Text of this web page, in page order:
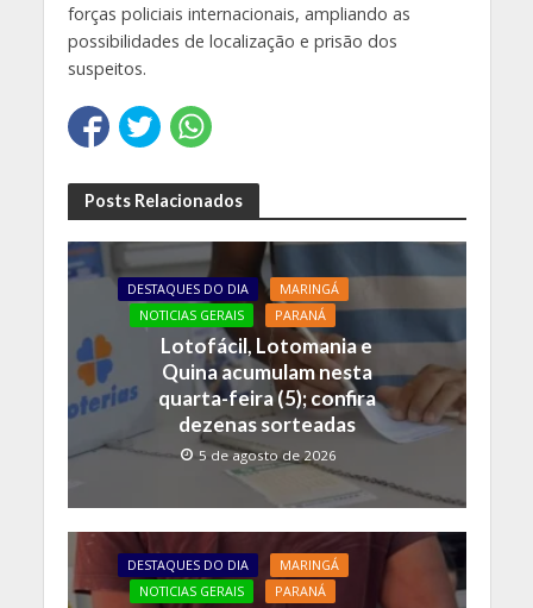
forças policiais internacionais, ampliando as
possibilidades de localização e prisão dos
suspeitos.
Posts Relacionados
DESTAQUES DO DIA
MARINGÁ
NOTICIAS GERAIS
PARANÁ
Lotofácil, Lotomania e
Quina acumulam nesta
quarta-feira (5); confira
dezenas sorteadas
5 de agosto de 2026
DESTAQUES DO DIA
MARINGÁ
NOTICIAS GERAIS
PARANÁ